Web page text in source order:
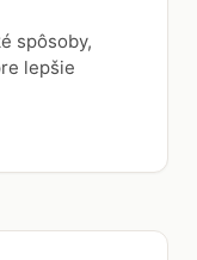
spôsoby,
lepšie